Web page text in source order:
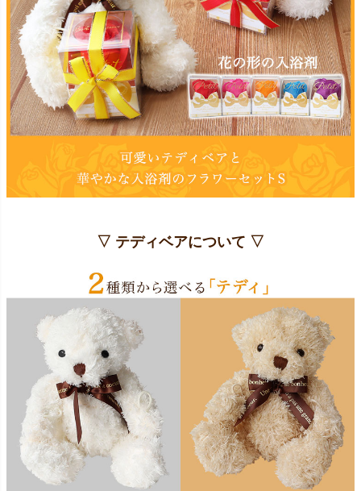
▽ テディベアについて ▽